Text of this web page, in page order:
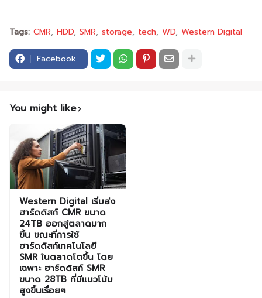
Tags: CMR HDD SMR storage tech WD Western Digital
Facebook
You might like
Western Digital เริ่มส่ง
ฮาร์ดดิสก์ CMR ขนาด
24TB ออกสู่ตลาดมาก
ขึ้น ขณะที่การใช้
ฮาร์ดดิสก์เทคโนโลยี
SMR ในตลาดโตขึ้น โดย
เฉพาะ ฮาร์ดดิสก์ SMR
ขนาด 28TB ที่มีแนวโน้ม
สูงขึ้นเรื่อยๆ